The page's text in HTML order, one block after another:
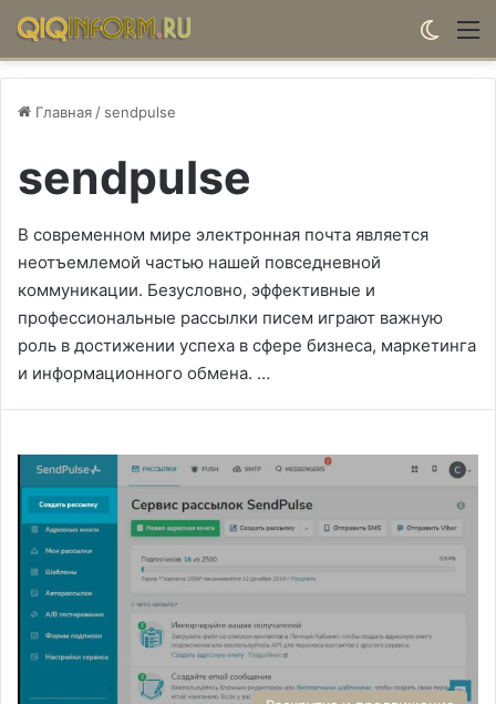
Главная / sendpulse
sendpulse
В современном мире электронная почта является
неотъемлемой частью нашей повседневной
коммуникации. Безусловно, эффективные и
профессиональные рассылки писем играют важную
роль в достижении успеха в сфере бизнеса, маркетинга
и информационного обмена. …